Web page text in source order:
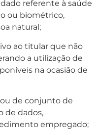
referente à saúde
ou biométrico,
natural;
ao titular que não
a utilização de
na ocasião de
de conjunto de
de dados,
empregado;